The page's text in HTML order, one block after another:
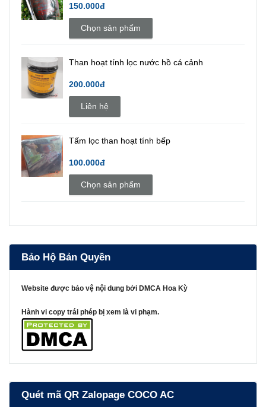
150.000đ
Chọn sản phẩm
Than hoạt tính lọc nước hồ cá cảnh
200.000đ
Liên hệ
Tấm lọc than hoạt tính bếp
100.000đ
Chọn sản phẩm
Bảo Hộ Bản Quyền
Website được bảo vệ nội dung bởi DMCA Hoa Kỳ
Hành vi copy trái phép bị xem là vi phạm.
Quét mã QR Zalopage COCO AC